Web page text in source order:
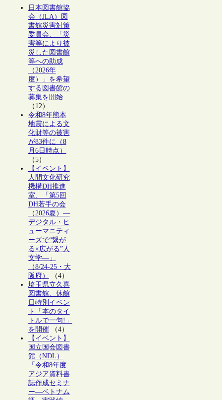
日本図書館協
会（JLA）図
書館災害対策
委員会、「災
害等により被
災した図書館
等への助成
（2026年
度）」を希望
する図書館の
募集を開始
（12）
令和8年熊本
地震による文
化財等の被害
が83件に（8
月6日時点）
（5）
【イベント】
人間文化研究
機構DH推進
室、「第5回
DH若手の会
（2026夏）―
デジタル・ヒ
ューマニティ
ーズで“繋が
る×広がる”人
文学―」
（8/24-25・大
阪府）
（4）
埼玉県立久喜
図書館、休館
日特別イベン
ト「本のタイ
トルで一句!」
を開催（4）
【イベント】
国立国会図書
館（NDL）
「令和8年度
アジア資料書
誌作成セミナ
ー―ベトナム